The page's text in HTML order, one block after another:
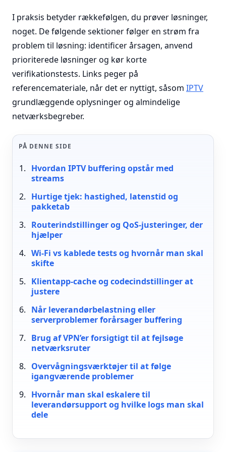
I praksis betyder rækkefølgen, du prøver løsninger,
noget. De følgende sektioner følger en strøm fra
problem til løsning: identificer årsagen, anvend
prioriterede løsninger og kør korte
verifikationstests. Links peger på
referencemateriale, når det er nyttigt, såsom IPTV
grundlæggende oplysninger og almindelige
netværksbegreber.
PÅ DENNE SIDE
Hvordan IPTV buffering opstår med
streams
Hurtige tjek: hastighed, latenstid og
pakketab
Routerindstillinger og QoS-justeringer, der
hjælper
Wi-Fi vs kablede tests og hvornår man skal
skifte
Klientapp-cache og codecindstillinger at
justere
Når leverandørbelastning eller
serverproblemer forårsager buffering
Brug af VPN’er forsigtigt til at fejlsøge
netværksruter
Overvågningsværktøjer til at følge
igangværende problemer
Hvornår man skal eskalere til
leverandørsupport og hvilke logs man skal
dele